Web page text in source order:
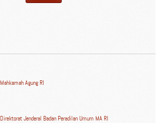
Mahkamah Agung RI
Direktorat Jenderal Badan Peradilan Umum MA RI